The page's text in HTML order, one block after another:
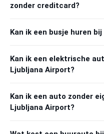
zonder creditcard?
Kan ik een busje huren
Kan ik een elektrische
Ljubljana Airport?
Kan ik een auto zonder
Ljubljana Airport?